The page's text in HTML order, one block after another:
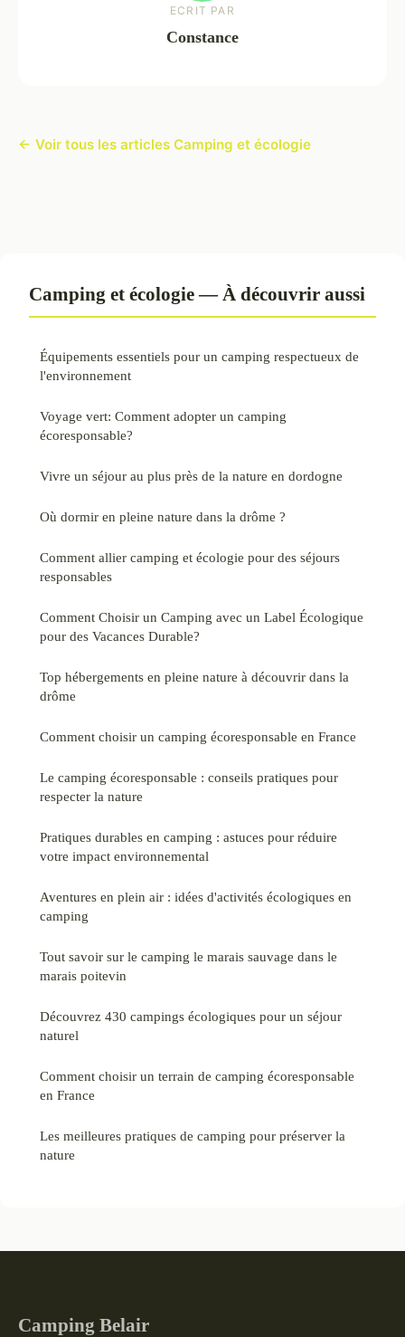
ECRIT PAR
Constance
← Voir tous les articles Camping et écologie
Camping et écologie — À découvrir aussi
Équipements essentiels pour un camping respectueux de
l'environnement
Voyage vert: Comment adopter un camping
écoresponsable?
Vivre un séjour au plus près de la nature en dordogne
Où dormir en pleine nature dans la drôme ?
Comment allier camping et écologie pour des séjours
responsables
Comment Choisir un Camping avec un Label Écologique
pour des Vacances Durable?
Top hébergements en pleine nature à découvrir dans la
drôme
Comment choisir un camping écoresponsable en France
Le camping écoresponsable : conseils pratiques pour
respecter la nature
Pratiques durables en camping : astuces pour réduire
votre impact environnemental
Aventures en plein air : idées d'activités écologiques en
camping
Tout savoir sur le camping le marais sauvage dans le
marais poitevin
Découvrez 430 campings écologiques pour un séjour
naturel
Comment choisir un terrain de camping écoresponsable
en France
Les meilleures pratiques de camping pour préserver la
nature
Camping Belair